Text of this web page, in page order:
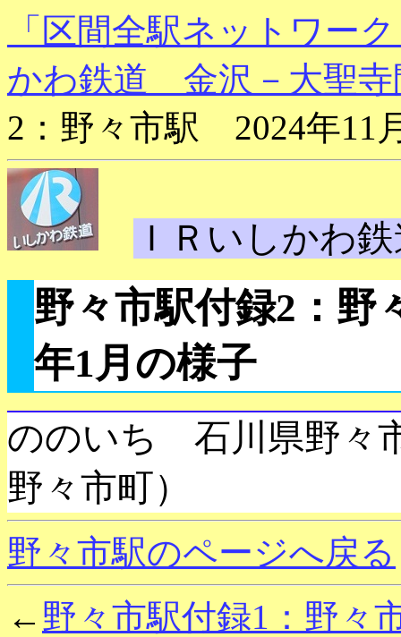
「区間全駅ネットワー
かわ鉄道 金沢－大聖寺
2：野々市駅 2024年11
ＩＲいしかわ
野々市駅付録2：野
年1月の様子
ののいち 石川県野々
野々市町）
野々市駅のページへ戻る
← 野々市駅付録1：野々